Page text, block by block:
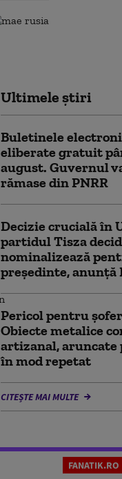
Ultimele știri
Buletinele
eliberate gratuit
august. Guvernul
rămase din PNRR
Decizie crucială în
partidul Tisza
nominalizează
președinte, anunță
Pericol pentru
Obiecte metalice
artizanal, aruncate
în mod repetat
CITEȘTE MAI MULTE
FANATIK.RO